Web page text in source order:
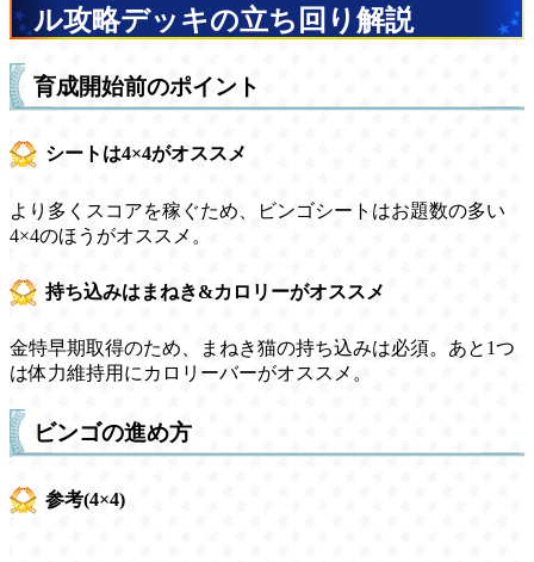
ル攻略デッキの立ち回り解説
育成開始前のポイント
シートは4×4がオススメ
より多くスコアを稼ぐため、ビンゴシートはお題数の多い
4×4のほうがオススメ。
持ち込みはまねき&カロリーがオススメ
金特早期取得のため、まねき猫の持ち込みは必須。あと1つ
は体力維持用にカロリーバーがオススメ。
ビンゴの進め方
参考(4×4)